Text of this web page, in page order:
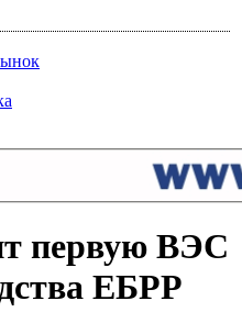
первую ВЭС
ЕБРР